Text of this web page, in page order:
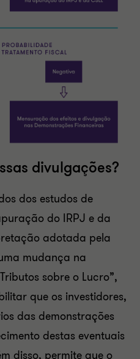
divulgações?
dos estudos de
do IRPJ e da
adotada pela
mudança na
sobre o Lucro”,
que os investidores,
das demonstrações
destas eventuais
disso, permite que o